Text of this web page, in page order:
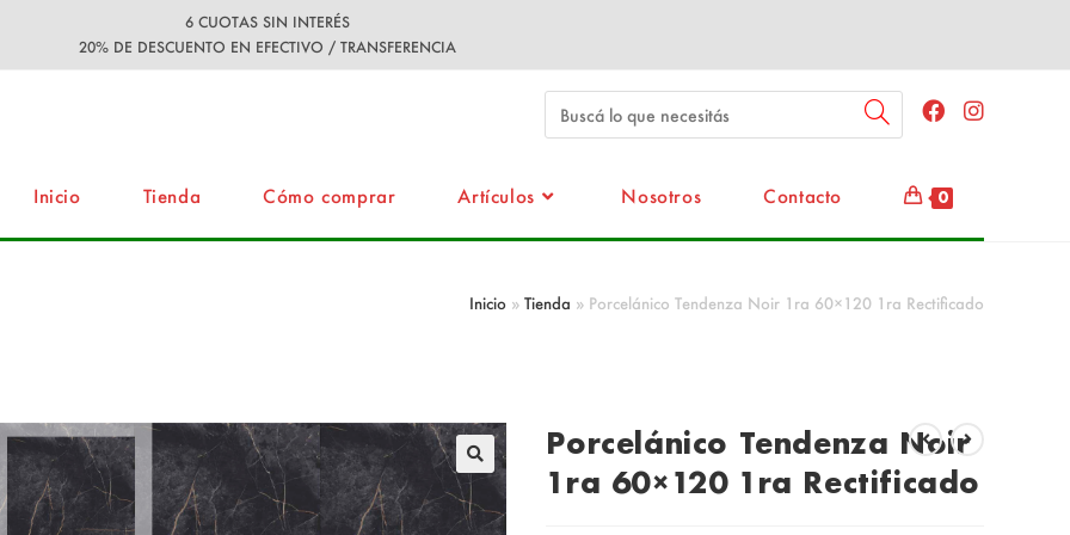
6 CUOTAS SIN INTERÉS
20% DE DESCUENTO EN EFECTIVO / TRANSFERENCIA
Inicio Tienda Cómo comprar Artículos Nosotros Contacto 0
Inicio » Tienda » Porcelánico Tendenza Noir 1ra 60×120 1ra Rectificado
Porcelánico Tendenza Noir
1ra 60×120 1ra Rectificado